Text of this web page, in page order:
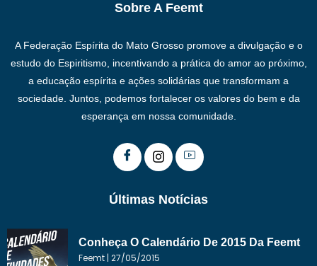
Sobre A Feemt
A Federação Espírita do Mato Grosso promove a divulgação e o
estudo do Espiritismo, incentivando a prática do amor ao próximo,
a educação espírita e ações solidárias que transformam a
sociedade. Juntos, podemos fortalecer os valores do bem e da
esperança em nossa comunidade.
Últimas Notícias
Conheça O Calendário De 2015 Da Feemt
Feemt 27/05/2015